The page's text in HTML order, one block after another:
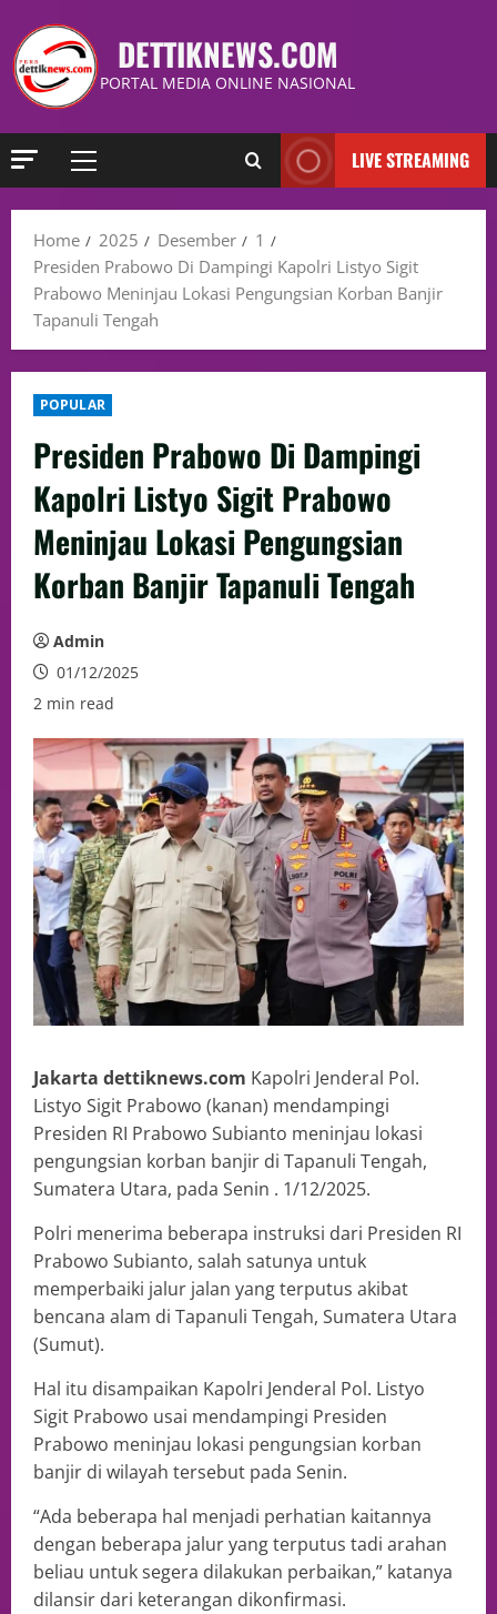
DETTIKNEWS.COM
PORTAL MEDIA ONLINE NASIONAL
LIVE STREAMING
Home 2025 Desember
1
Presiden Prabowo Di Dampingi Kapolri Listyo Sigit
Prabowo Meninjau Lokasi Pengungsian Korban Banjir
Tapanuli Tengah
POPULAR
Presiden Prabowo Di Dampingi
Kapolri Listyo Sigit Prabowo
Meninjau Lokasi Pengungsian
Korban Banjir Tapanuli Tengah
Admin
01/12/2025
2 min read
Jakarta dettiknews.com Kapolri Jenderal Pol.
Listyo Sigit Prabowo (kanan) mendampingi
Presiden RI Prabowo Subianto meninjau lokasi
pengungsian korban banjir di Tapanuli Tengah,
Sumatera Utara, pada Senin . 1/12/2025.
Polri menerima beberapa instruksi dari Presiden RI
Prabowo Subianto, salah satunya untuk
memperbaiki jalur jalan yang terputus akibat
bencana alam di Tapanuli Tengah, Sumatera Utara
(Sumut).
Hal itu disampaikan Kapolri Jenderal Pol. Listyo
Sigit Prabowo usai mendampingi Presiden
Prabowo meninjau lokasi pengungsian korban
banjir di wilayah tersebut pada Senin.
“Ada beberapa hal menjadi perhatian kaitannya
dengan beberapa jalur yang terputus tadi arahan
beliau untuk segera dilakukan perbaikan,” katanya
dilansir dari keterangan dikonfirmasi.